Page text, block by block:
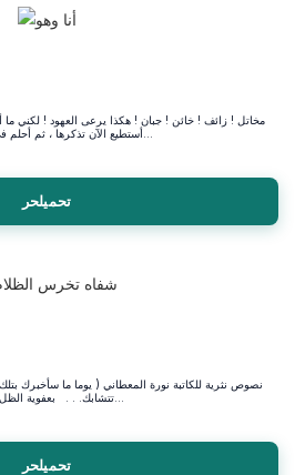
مخاتل ! زائف ! خائن ! جبان ! هكذا يرعى العهود ! لكني ما
أستطيع الآن تذكرها ، ثم أحلم في النهاية بأني وسط. . . ستوديو سينمائ...
تحميلحر
نصوص نثرية للكاتبة نورة المعطاني ( يوما ما سأخبرك
تحميلحر